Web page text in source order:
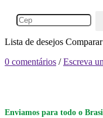
Lista de desejos Comparar
0 comentários /Escreva
Enviamos para todo o